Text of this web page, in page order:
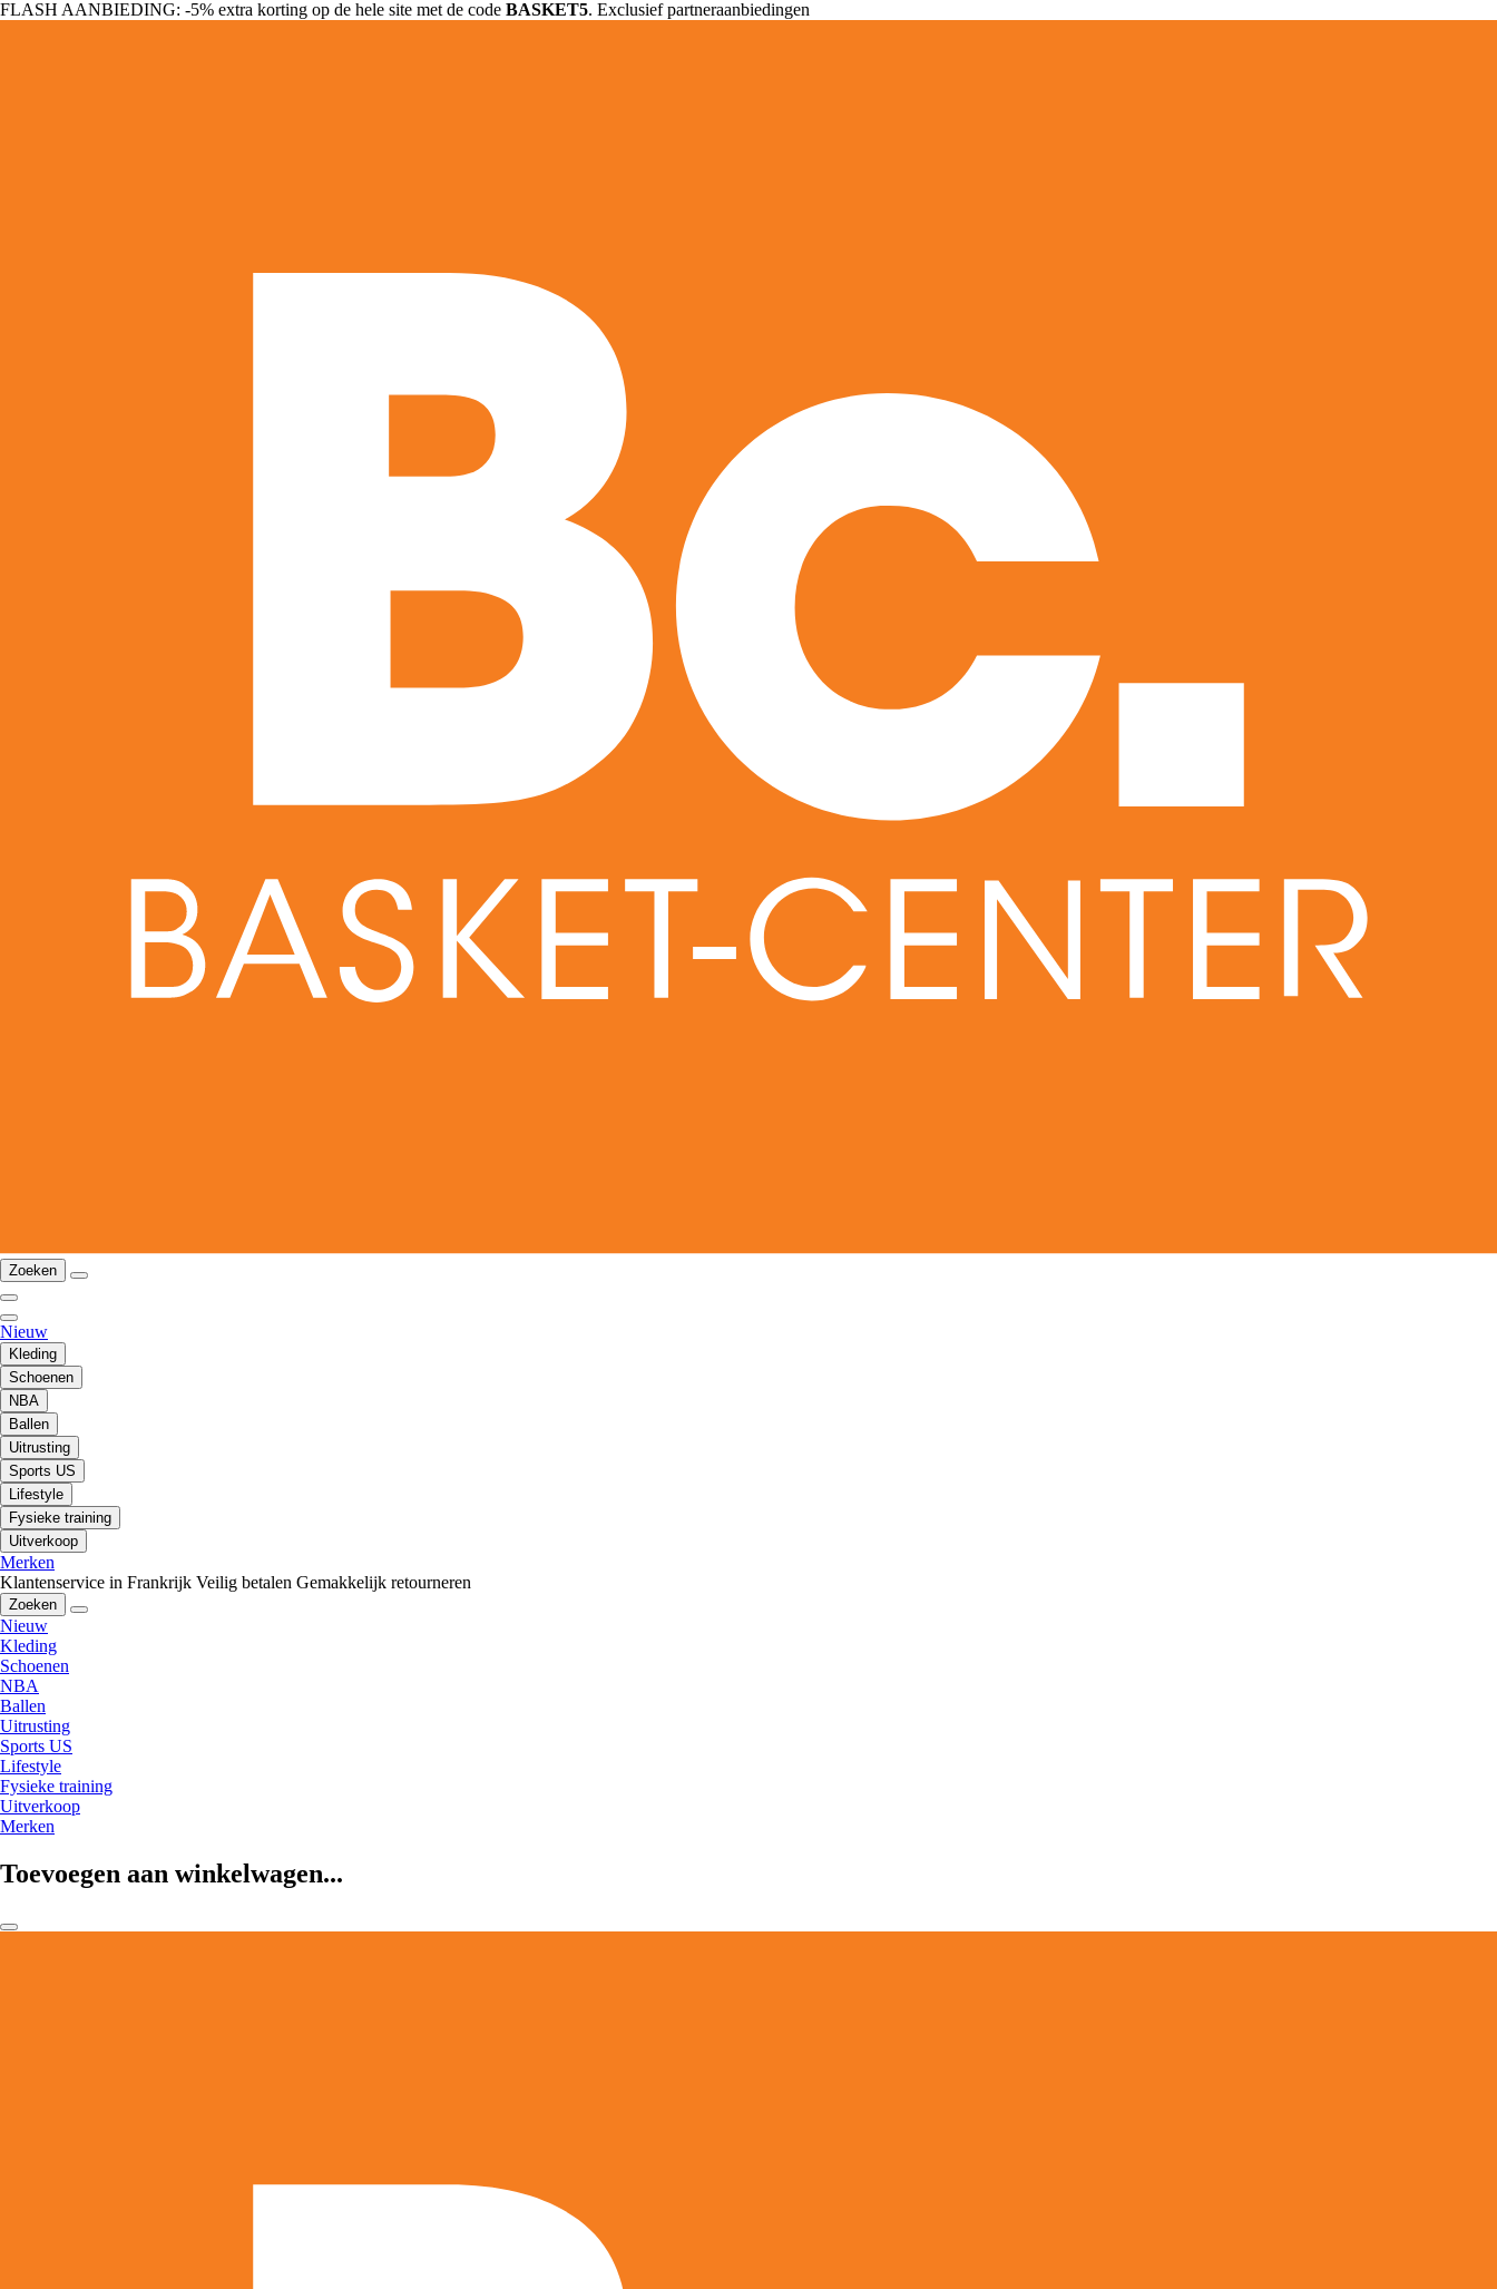
FLASH AANBIEDING: -5% extra korting op de hele site met de code BASKET5. Exclusief partneraanbiedingen
Zoeken
Nieuw
Kleding
Schoenen
NBA
Ballen
Uitrusting
Sports US
Lifestyle
Fysieke training
Uitverkoop
Merken
Klantenservice in Frankrijk Veilig betalen Gemakkelijk retourneren
Zoeken
Nieuw
Kleding
Schoenen
NBA
Ballen
Uitrusting
Sports US
Lifestyle
Fysieke training
Uitverkoop
Merken
Toevoegen aan winkelwagen...